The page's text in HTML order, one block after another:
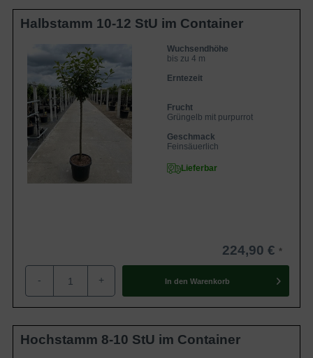
Halbstamm 10-12 StU im Container
Wuchsendhöhe
bis zu 4 m
Erntezeit
Frucht
Grüngelb mit purpurrot
Geschmack
Feinsäuerlich
Lieferbar
224,90 €
- + In den Warenkorb
Hochstamm 8-10 StU im Container